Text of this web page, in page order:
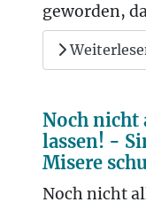
geworden,
Noch nicht
lassen! -
Misere
Noch nicht